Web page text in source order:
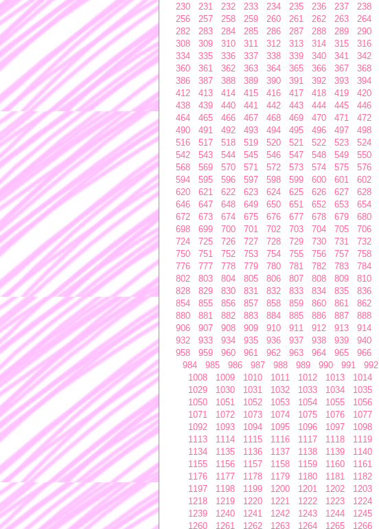
230
231 232 233 234 235 236 237 238
256
257 258 259 260 261 262 263 264
282
283 284 285 286 287 288 289 290
308
309 310 311 312 313 314 315 316
334
335 336 337 338 339 340 341 342
360
361 362 363 364 365 366 367 368
386
387 388 389 390 391 392 393 394
412
413 414 415 416 417 418 419 420
438
439 440 441 442 443 444 445 446
464
465 466 467 468 469 470 471 472
490
491 492 493 494 495 496 497 498
516
517 518 519 520 521 522 523 524
542
543 544 545 546 547 548 549 550
568
569 570 571 572 573 574 575 576
594
595 596 597 598 599 600 601 602
620
621 622 623 624 625 626 627 628
646
647 648 649 650 651 652 653 654
672
673 674 675 676 677 678 679 680
698
699 700 701 702 703 704 705 706
724
725 726 727 728 729 730 731 732
750
751 752 753 754 755 756 757 758
776
777 778 779 780 781 782 783 784
802
803 804 805 806 807 808 809 810
828
829 830 831 832 833 834 835 836
854
855 856 857 858 859 860 861 862
880
881 882 883 884 885 886 887 888
906
907 908 909 910 911 912 913 914
932
933 934 935 936 937 938 939 940
958
959 960 961 962 963 964 965 966
984
985 986 987 988 989 990 991 992
1008
1009 1010 1011 1012 1013 1014
1029
1030 1031 1032 1033 1034 1035
1050
1051 1052 1053 1054 1055 1056
1071
1072 1073 1074 1075 1076 1077
1092
1093 1094 1095 1096 1097 1098
1113
1114 1115 1116 1117 1118 1119
1134
1135 1136 1137 1138 1139 1140
1155
1156 1157 1158 1159 1160 1161
1176
1177 1178 1179 1180 1181 1182
1197
1198 1199 1200 1201 1202 1203
1218
1219 1220 1221 1222 1223 1224
1239
1240 1241 1242 1243 1244 1245
1260
1261 1262 1263 1264 1265 1266